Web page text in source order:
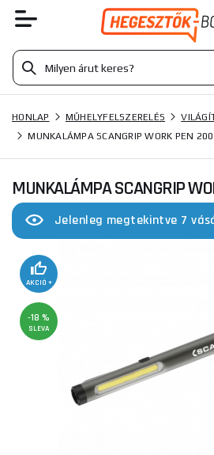
HONLAP MŰHELYFELSZERELÉS
MUNKALÁMPA SCANGRIP WORK PEN
MUNKALÁMPA SCANGRIP
Jelenleg megtekintve 7
AKCIÓ +
-18 %
SLEVA